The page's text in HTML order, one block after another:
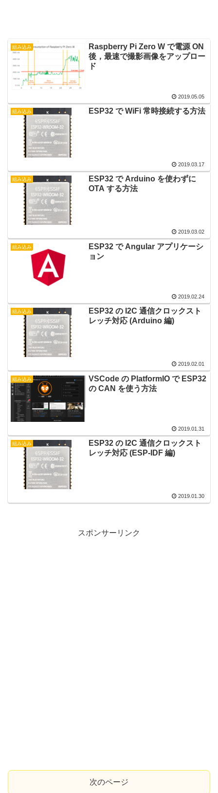
組み込み
Raspberry Pi Zero W で電源 ON
後，最速で撮影画像をアップロー
ド
2019.05.05
組み込み ESP32 で WiFi 常時接続する方法
2019.03.17
組み込み
ESP32 で Arduino を使わずに
OTA する方法
2019.03.02
組み込み
ESP32 で Angular アプリケーシ
ョン
2019.02.24
組み込み
ESP32 の I2C 通信クロックスト
レッチ対応 (Arduino 編)
2019.02.01
組み込み
VSCode の PlatformIO で ESP32
の CAN を使う方法
2019.01.31
組み込み
ESP32 の I2C 通信クロックスト
レッチ対応 (ESP-IDF 編)
2019.01.30
スポンサーリンク
次のページ